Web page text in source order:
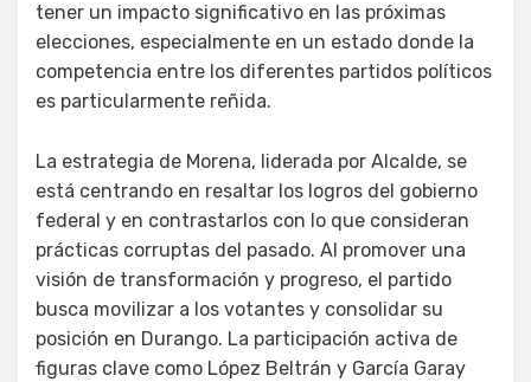
tener un impacto significativo en las próximas
elecciones, especialmente en un estado donde la
competencia entre los diferentes partidos políticos
es particularmente reñida.
La estrategia de Morena, liderada por Alcalde, se
está centrando en resaltar los logros del gobierno
federal y en contrastarlos con lo que consideran
prácticas corruptas del pasado. Al promover una
visión de transformación y progreso, el partido
busca movilizar a los votantes y consolidar su
posición en Durango. La participación activa de
figuras clave como López Beltrán y García Garay